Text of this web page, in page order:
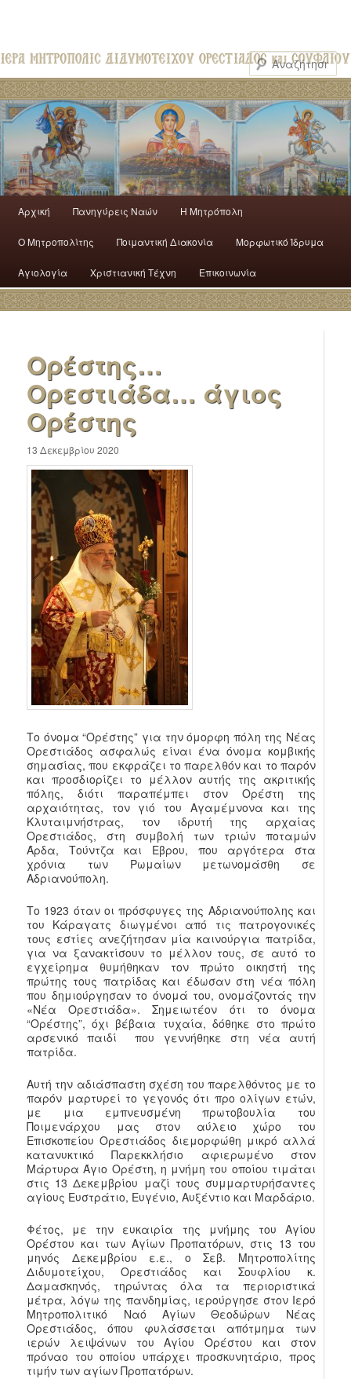
Αρχική Πανηγύρεις Ναών H Mητρόπολη
Ο Mητροπολίτης Ποιμαντική Διακονία Μορφωτικό Ίδρυμα
Αγιολογία Χριστιανική Τέχνη Επικοινωνία
Ορέστης…
Ορεστιάδα… άγιος
Ορέστης
13 Δεκεμβρίου 2020
Το όνομα “Ορέστης” για την όμορφη πόλη της Νέας
Ορεστιάδος ασφαλώς είναι ένα όνομα κομβικής
σημασίας, που εκφράζει το παρελθόν και το παρόν
και προσδιορίζει το μέλλον αυτής της ακριτικής
πόλης, διότι παραπέμπει στον Ορέστη της
αρχαιότητας, τον γιό του Αγαμέμνονα και της
Κλυταιμνήστρας, τον ιδρυτή της αρχαίας
Ορεστιάδος, στη συμβολή των τριών ποταμών
Άρδα, Τούντζα και Εβρου, που αργότερα στα
χρόνια των Ρωμαίων μετωνομάσθη σε
Αδριανούπολη.
Το 1923 όταν οι πρόσφυγες της Αδριανούπολης και
του Κάραγατς διωγμένοι από τις πατρογονικές
τους εστίες ανεζήτησαν μία καινούργια πατρίδα,
για να ξανακτίσουν το μέλλον τους, σε αυτό το
εγχείρημα θυμήθηκαν τον πρώτο οικηστή της
πρώτης τους πατρίδας και έδωσαν στη νέα πόλη
που δημιούργησαν το όνομά του, ονομάζοντάς την
«Νέα Ορεστιάδα». Σημειωτέον ότι το όνομα
“Ορέστης”, όχι βέβαια τυχαία, δόθηκε στο πρώτο
αρσενικό παιδί που γεννήθηκε στη νέα αυτή
πατρίδα.
Αυτή την αδιάσπαστη σχέση του παρελθόντος με το
παρόν μαρτυρεί το γεγονός ότι προ ολίγων ετών,
με μια εμπνευσμένη πρωτοβουλία του
Ποιμενάρχου μας στον αύλειο χώρο του
Επισκοπείου Ορεστιάδος διεμορφώθη μικρό αλλά
κατανυκτικό Παρεκκλήσιο αφιερωμένο στον
Μάρτυρα Άγιο Ορέστη, η μνήμη του οποίου τιμάται
στις 13 Δεκεμβρίου μαζί τους συμμαρτυρήσαντες
αγίους Ευστράτιο, Ευγένιο, Αυξέντιο και Μαρδάριο.
Φέτος, με την ευκαιρία της μνήμης του Αγίου
Ορέστου και των Αγίων Προπατόρων, στις 13 του
μηνός Δεκεμβρίου ε.ε., ο Σεβ. Μητροπολίτης
Διδυμοτείχου, Ορεστιάδος και Σουφλίου κ.
Δαμασκηνός, τηρώντας όλα τα περιοριστικά
μέτρα, λόγω της πανδημίας, ιερούργησε στον Ιερό
Μητροπολιτικό Ναό Αγίων Θεοδώρων Νέας
Ορεστιάδος, όπου φυλάσσεται απότμημα των
ιερών λειψάνων του Αγίου Ορέστου και στον
πρόναο του οποίου υπάρχει προσκυνητάριο, προς
τιμήν των αγίων Προπατόρων.